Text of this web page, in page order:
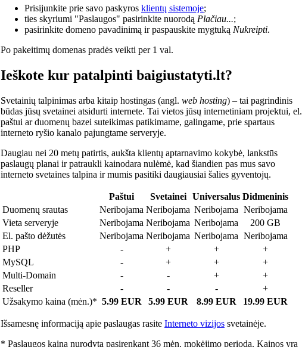
Prisijunkite prie savo paskyros klientų sistemoje;
ties skyriumi "Paslaugos" pasirinkite nuorodą Plačiau...;
pasirinkite domeno pavadinimą ir paspauskite mygtuką Nukreipti.
Po pakeitimų domenas pradės veikti per 1 val.
Ieškote kur patalpinti baigiustatyti.lt?
Svetainių talpinimas arba kitaip hostingas (angl. web hosting) – tai pagrindinis
būdas jūsų svetainei atsidurti internete. Tai vietos jūsų internetiniam projektui, el.
paštui ar duomenų bazei suteikimas patikimame, galingame, prie spartaus
interneto ryšio kanalo pajungtame serveryje.
Daugiau nei 20 metų patirtis, aukšta klientų aptarnavimo kokybė, lankstūs
paslaugų planai ir patraukli kainodara nulėmė, kad šiandien pas mus savo
interneto svetaines talpina ir mumis pasitiki daugiausiai šalies gyventojų.
Paštui Svetainei Universalus Didmeninis
Duomenų srautas
Neribojama Neribojama Neribojama Neribojama
Vieta serveryje
Neribojama Neribojama Neribojama
200 GB
El. pašto dėžutės
Neribojama Neribojama Neribojama Neribojama
PHP
- + +
+
MySQL
- + +
+
Multi-Domain
- - +
+
Reseller
- - -
+
Užsakymo kaina (mėn.)* 5.99 EUR 5.99 EUR 8.99 EUR 19.99 EUR
Išsamesnę informaciją apie paslaugas rasite Interneto vizijos svetainėje.
* Paslaugos kaina nurodyta pasirenkant 36 mėn. mokėjimo periodą. Kainos yra